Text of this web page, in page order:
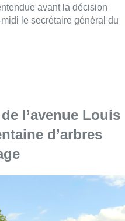
avant la décision
le secrétaire général du
l’avenue Louis
d’arbres